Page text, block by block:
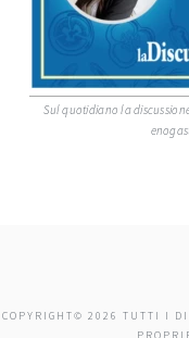
Sul quotidiano la
COPYRIGHT© 2026 TUTTI I